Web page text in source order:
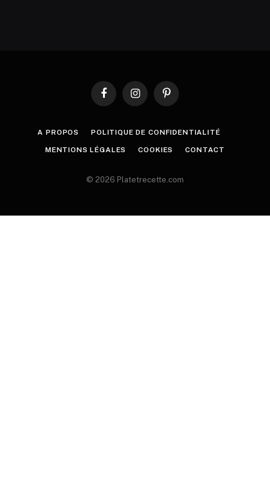
FacebookInstagramPinterest
A PROPOS POLITIQUE DE CONFIDENTIALITÉ
MENTIONS LÉGALES COOKIES CONTACT
© 2026 Platetrecette.com